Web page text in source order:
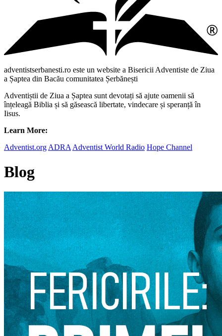
adventistserbanesti.ro este un website a Bisericii Adventiste de Ziua
a Șaptea din Bacău comunitatea Șerbănești
Adventiștii de Ziua a Șaptea sunt devotați să ajute oamenii să
înțeleagă Biblia și să găsească libertate, vindecare și speranță în
Iisus.
Learn More:
Adventist.org ADRA Adventist World Radio Hope Channel
Blog